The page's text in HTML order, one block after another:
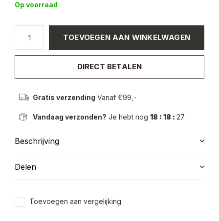
Op voorraad
TOEVOEGEN AAN WINKELWAGEN
DIRECT BETALEN
Gratis verzending Vanaf €99,-
Vandaag verzonden? Je hebt nog 18 : 18 : 26
Beschrijving
Delen
Toevoegen aan vergelijking